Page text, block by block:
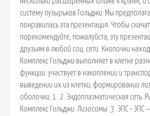
систему пузырьков Гольджи. Мы
понравилась эта презентация. Чтобы
порекомендуйте, пожалуйста, эту
друзьям в любой соц. сети. Кнопочки
Комплекс Гольджи выполняет в клетке
функции: участвует в накоплении и
выведении их из клетки, формировании
оболочки. 1. 2. Эндоплазматическая сеть.
Комплекс Гольджи. Лизосомы. 3. ЭПС • ЭПС